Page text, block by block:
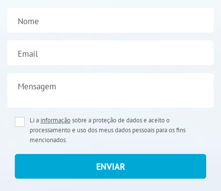
Nome
Email
Mensagem
Li a informaçãosobre a proteção de dados e aceito o
processamento e uso dos meus dados pessoais para os fins
mencionados.
ENVIAR